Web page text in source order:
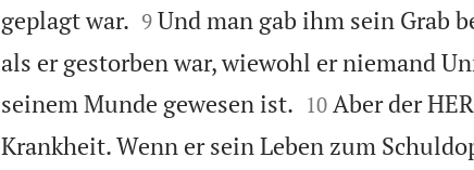
geplagt war.
9 Und man gab ihm sein Grab
als er gestorben war, wiewohl er niemand
seinem Munde gewesen ist.
10 Aber der
Krankheit. Wenn er sein Leben zum